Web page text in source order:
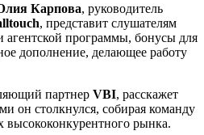
Карпова, руководитель
, представит слушателям
агентской программы, бонусы для
дополнение, делающее работу
партнер VBI, расскажет
он столкнулся, собирая команду
высококонкурентного рынка.